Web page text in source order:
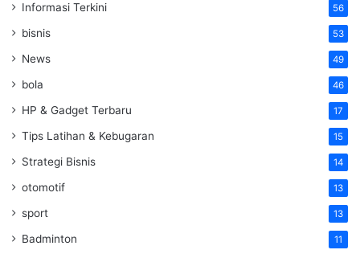
Informasi Terkini 56
bisnis 53
News 49
bola 46
HP & Gadget Terbaru 17
Tips Latihan & Kebugaran 15
Strategi Bisnis 14
otomotif 13
sport 13
Badminton 11